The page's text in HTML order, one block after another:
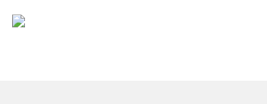
Chuyển
đến